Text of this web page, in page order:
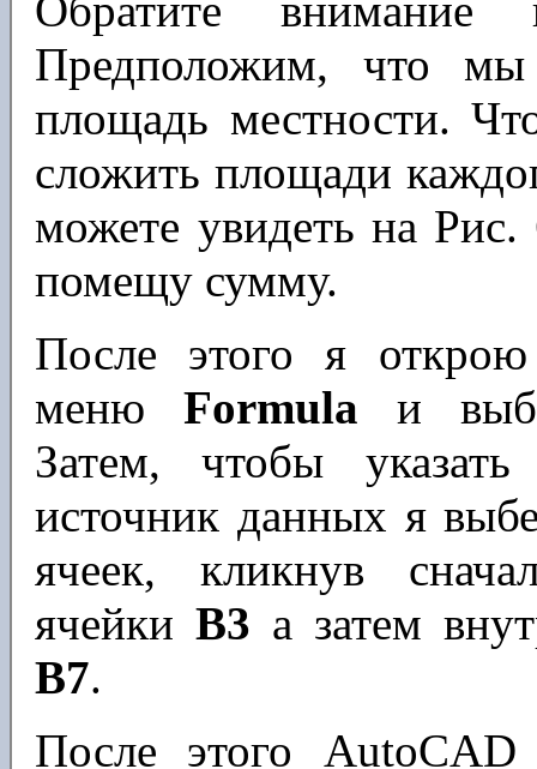
Обратите
Предположим, что
площадь местности.
сложить площади
можете увидеть на
помещу сумму.
После этого я
менюFormula и
Затем, чтобы
источник данных я
ячеек, кликнув
ячейкиB3 а затем
B7.
После этого AutoCAD